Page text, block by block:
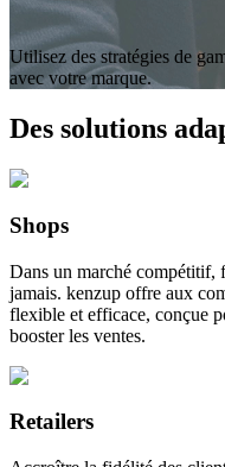
Utilisez des stratégies de
avec votre marque.
Des solutions
Shops
Dans un marché compétitif,
jamais. kenzup offre aux
flexible et efficace, conçue
booster les ventes.
Retailers